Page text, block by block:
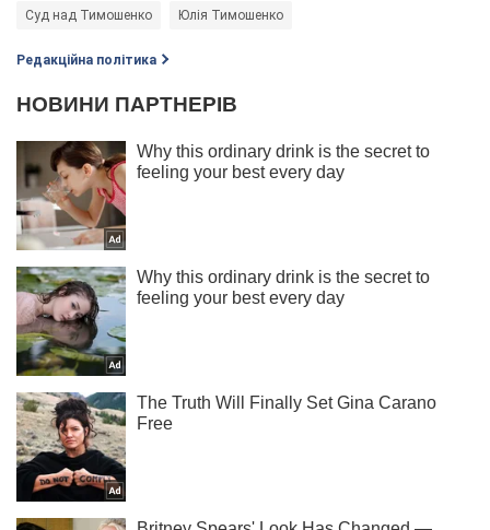
Суд над Тимошенко Юлія Тимошенко
Редакційна політика